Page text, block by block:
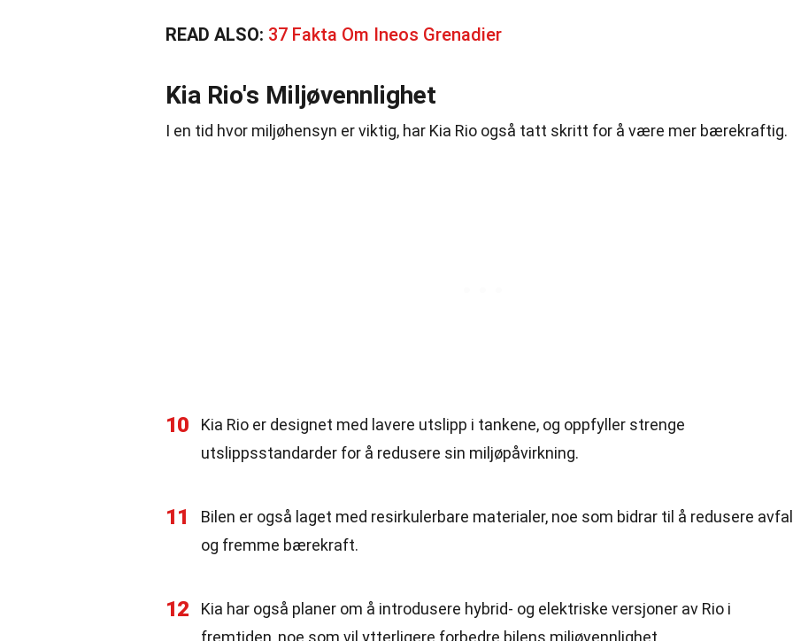
READ ALSO: 37 Fakta Om Ineos Grenadier
Kia Rio's Miljøvennlighet
I en tid hvor miljøhensyn er viktig, har Kia Rio også tatt skritt for å være mer bærekraftig.
10
Kia Rio er designet med lavere utslipp i tankene, og oppfyller strenge
utslippsstandarder for å redusere sin miljøpåvirkning.
11
Bilen er også laget med resirkulerbare materialer, noe som bidrar til å redusere
og fremme bærekraft.
12
Kia har også planer om å introdusere hybrid- og elektriske versjoner av Rio i
fremtiden, noe som vil ytterligere forbedre bilens miljøvennlighet.